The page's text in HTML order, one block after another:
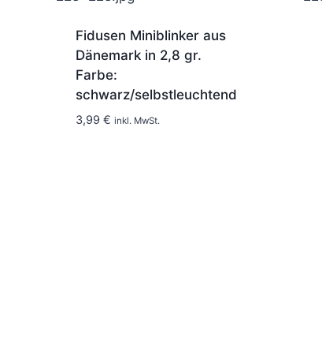
Fidusen Miniblinker aus
Dänemark in 2,8 gr.
Farbe:
schwarz/selbstleuchtend
3,99 € inkl. MwSt.